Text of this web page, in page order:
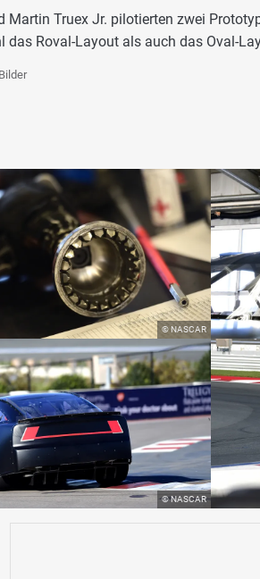
Martin Truex Jr. pilotierten zwei
das Roval-Layout als auch das Oval-